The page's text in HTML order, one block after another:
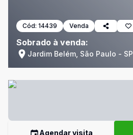
Cód: 14439 Venda
Sobrado à venda:
Jardim Belém, São Paulo - SP
Agendar visita